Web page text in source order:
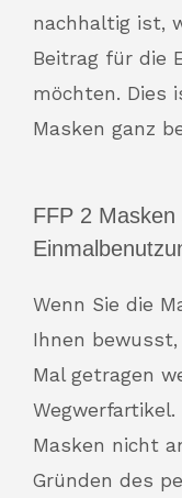
nachhaltig ist,
Beitrag für die
möchten. Dies
Masken ganz
FFP 2
Wenn Sie die
Ihnen
Mal getragen
Wegwerfartikel.
Masken nicht
Gründen des